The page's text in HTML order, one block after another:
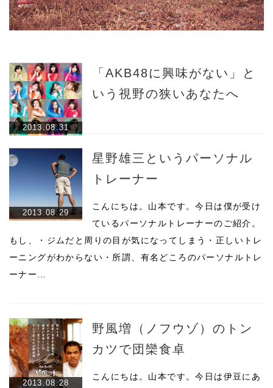
2013.08.31
「AKB48に興味がない」と
いう視野の狭いあなたへ
2013.08.29
星野雄三というパーソナル
トレーナー
こんにちは。山本です。今日は僕が受け
ているパーソナルトレーナーのご紹介。
もし、・ジムだと周りの目が気になってしまう・正しいトレ
ーニングがわからない・所謂、有名どころのパーソナルトレ
ーナー…
2013.08.28
野風増（ノフウゾ）のトン
カツで団欒食卓
こんにちは。山本です。今日は伊豆にあ